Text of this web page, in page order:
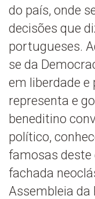
do país, onde
decisões que
portugueses.
se da
em liberdade
representa e
beneditino
político,
famosas
fachada
Assembleia da